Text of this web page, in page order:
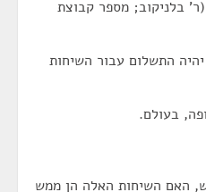
של המספר 51? (ר' בלניקוב; מספר קבוצת
התשלום עבור השיחות
בעולם.
האם השיחות האלה הן ממש